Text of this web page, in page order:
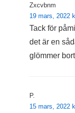
Zxcvbnm
19 mars, 2022
Tack för
det är en
glömmer
P.
15 mars, 2022